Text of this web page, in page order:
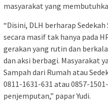
masyarakat yang
“Disini, DLH berharap
secara masif tak hanya pada
gerakan yang rutin dan
dan aksi berbagi. Masyarakat
Sampah dari Rumah atau
0811-1631-631 atau 0857-
penjemputan,” papar Yudi.